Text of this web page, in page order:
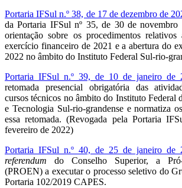
Portaria IFSul n.º 38, de 17 de dezembro de
da Portaria IFSul nº 35, de 30 de novembro
orientação sobre os procedimentos relativos
exercício financeiro de 2021 e a abertura do
2022 no âmbito do Instituto Federal Sul-rio-
Portaria IFSul n.º 39, de 10 de janeiro de
retomada presencial obrigatória das
cursos técnicos no âmbito do Instituto Federal
e Tecnologia Sul-rio-grandense e normatiza
essa retomada. (Revogada pela Portaria
fevereiro de 2022)
Portaria IFSul n.º 40, de 25 de janeiro de
referendum do Conselho Superior, a
(PROEN) a executar o processo seletivo do
Portaria 102/2019 CAPES.